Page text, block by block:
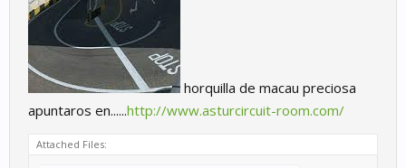
horquilla de macau preciosa
apuntaros en......http://www.asturcircuit-room.com/
Attached Files: